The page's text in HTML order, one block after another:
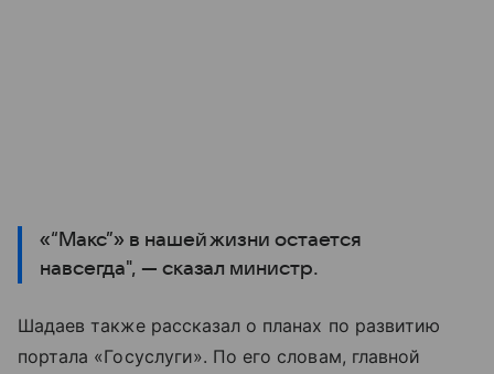
«“Макс”» в нашей жизни остается
навсегда", — сказал министр.
Шадаев также рассказал о планах по развитию
портала «Госуслуги». По его словам, главной